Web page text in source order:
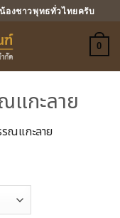
งชาวพุทธทั่วไทยครับ
0
แกะลาย
ณแกะลาย